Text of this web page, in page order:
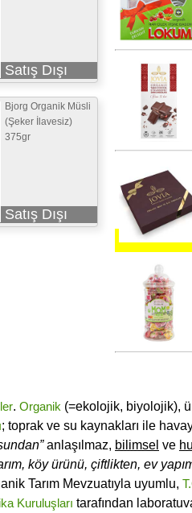
Satış Dışı
Bjorg Organik Müsli
(Şeker İlavesiz)
375gr
Satış Dışı
. Organik (=ekolojik, biyolojik),
; toprak ve su kaynakları ile
anlaşılmaz, bilimsel ve
köy ürünü, çiftlikten, ev
Tarım Mevzuatıyla uyumlu,
Kuruluşları tarafından